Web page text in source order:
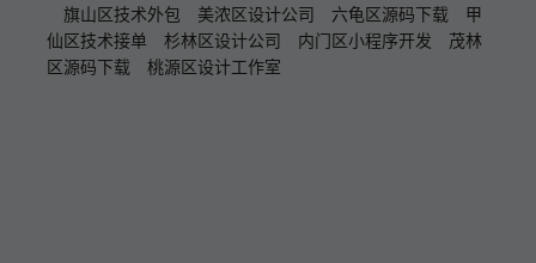
旗山区技术外包
美浓区设计公司 六龟区源码下载
甲
仙区技术接单
杉林区设计公司 内门区小程序开发
茂林
区源码下载
桃源区设计工作室